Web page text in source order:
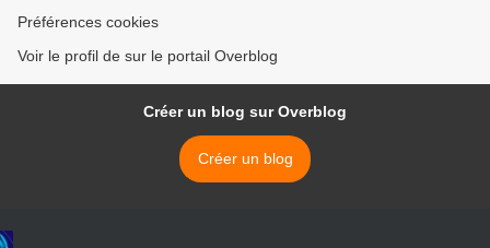
Préférences cookies
Voir le profil de sur le portail Overblog
Créer un blog sur Overblog
Créer un blog